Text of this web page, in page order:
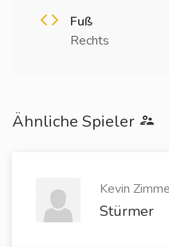
Fuß
Rechts
Ähnliche Spieler
Kevin
Stürmer